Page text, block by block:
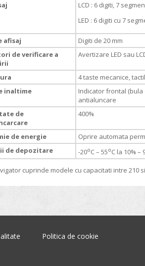
LCD : 6 digiti, 7
LED : 6 digiti cu 7
afisaj
Digiti de 20 mm
de verificare a
Avertizare LED sau
4 taste mecanice,
inaltime
Indicator frontal
antialuncare
de
400%
de energie
Oprire automata
de depozitare
-20oC – 55oC la 10%
cuprinde modele cu capacitati intre 210
Politica de cookie